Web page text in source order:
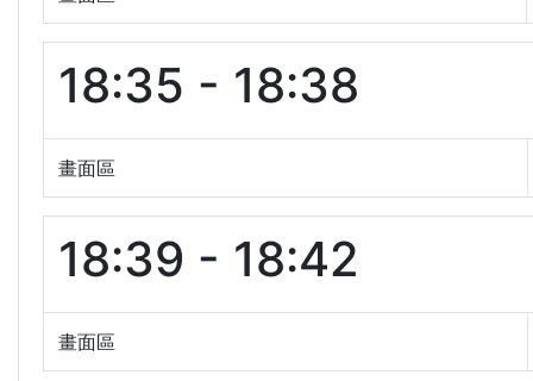
18:35 - 18:38
畫面區
18:39 - 18:42
畫面區